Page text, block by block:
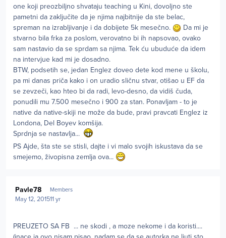
one koji preozbiljno shvataju teaching u Kini, dovoljno ste
pametni da zaključite da je njima najbitnije da ste belac,
spreman na izrabljivanje i da dobijete 5k mesečno.
Da mi je
stvarno bila frka za poslom, verovatno bi ih napsovao, ovako
sam nastavio da se sprdam sa njima. Tek ću ubuduće da idem
na intervjue kad mi je dosadno.
BTW, podsetih se, jedan Englez doveo dete kod mene u školu,
pa mi danas priča kako i on uradio sličnu stvar, otišao u EF da
se zevzeči, kao hteo bi da radi, levo-desno, da vidiš čuda,
ponudili mu 7.500 mesečno i 900 za stan. Ponavljam - to je
native da native-skiji ne može da bude, pravi pravcati Englez iz
Londona, Del Boyev komšija.
Sprdnja se nastavlja...
PS Ajde, šta ste se stisli, dajte i vi malo svojih iskustava da se
smejemo, živopisna zemlja ova...
Pavle78 Members
May 12, 201511 yr
PREUZETO SA FB ... ne skodi , a moze nekome i da koristi....